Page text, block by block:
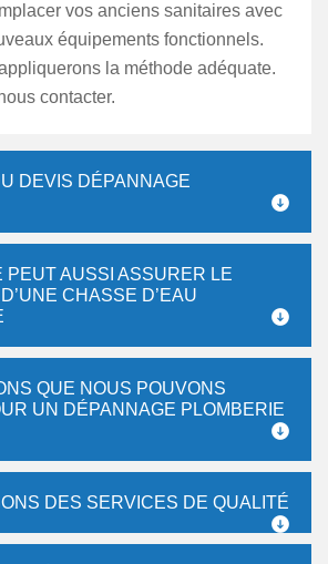
vos anciens sanitaires avec
équipements fonctionnels.
la méthode adéquate.
contacter.
DEVIS DÉPANNAGE
PEUT AUSSI ASSURER LE
CHASSE D’EAU
QUE NOUS POUVONS
UN DÉPANNAGE PLOMBERIE
DES SERVICES DE QUALITÉ